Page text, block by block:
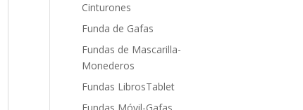
Cinturones
Funda de Gafas
Fundas de Mascarilla-
Monederos
Fundas LibrosTablet